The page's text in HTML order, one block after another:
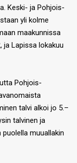
Keski- ja Pohjois-
yli kolme
maakunnissa
ja Lapissa lokakuu
Pohjois-
talvi alkoi jo 5.–
talvinen ja
muuallakin